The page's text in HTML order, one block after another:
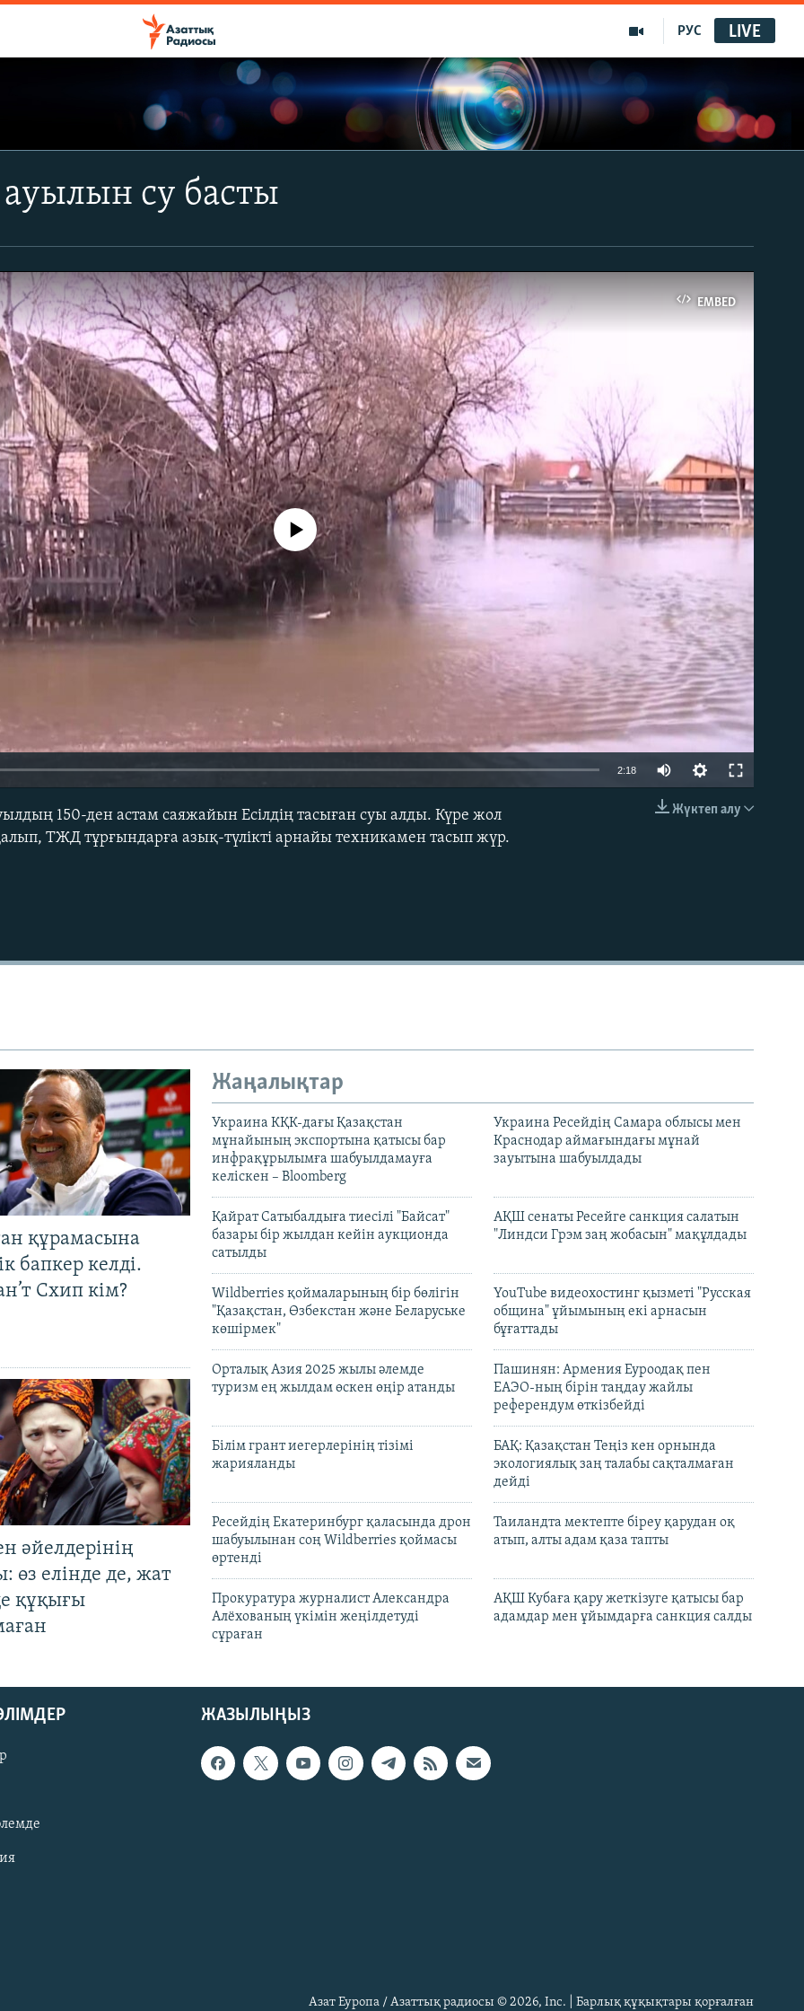
РУС LIVE
су басты
EMBED
EMBED
No media source currently available
2:18
Жүктеп алу
150-ден астам саяжайын Есілдің тасыған суы алды. Күре жол
ТЖД тұрғындарға азық-түлікті арнайы техникамен тасып жүр.
құрамасына
бапкер келді.
Схип кім?
әйелдерінің
өз елінде де, жат
құқығы
Жаңалықтар
Украина КҚК-дағы Қазақстан
мұнайының экспортына қатысы бар
инфрақұрылымға шабуылдамауға
келіскен – Bloomberg
Украина Ресейдің Самара облысы мен
Краснодар аймағындағы мұнай
зауытына шабуылдады
Қайрат Сатыбалдыға тиесілі "Байсат"
базары бір жылдан кейін аукционда
сатылды
АҚШ сенаты Ресейге санкция салатын
"Линдси Грэм заң жобасын" мақұлдады
Wildberries қоймаларының бір бөлігін
"Қазақстан, Өзбекстан және Беларуське
көшірмек"
YouTube видеохостинг қызметі "Русская
община" ұйымының екі арнасын
бұғаттады
Орталық Азия 2025 жылы әлемде
туризм ең жылдам өскен өңір атанды
Пашинян: Армения Еуроодақ пен
ЕАЭО-ның бірін таңдау жайлы
референдум өткізбейді
Білім грант иегерлерінің тізімі
жарияланды
БАҚ: Қазақстан Теңіз кен орнында
экологиялық заң талабы сақталмаған
дейді
Ресейдің Екатеринбург қаласында дрон
шабуылынан соң Wildberries қоймасы
өртенді
Таиландта мектепте біреу қарудан оқ
атып, алты адам қаза тапты
Прокуратура журналист Александра
Алёхованың үкімін жеңілдетуді
сұраған
АҚШ Кубаға қару жеткізуге қатысы бар
адамдар мен ұйымдарға санкция салды
ЖАЗЫЛЫҢЫЗ
Азат Еуропа / Азаттық радиосы © 2026, Inc. | Барлық құқықтары қорғалған